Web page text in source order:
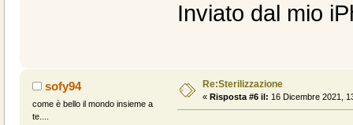
Inviato dal mio
sofy94
come è bello il mondo insieme a
te....
Re:Sterilizzazione
« Risposta #6 il: 16 Dicembre 2021,